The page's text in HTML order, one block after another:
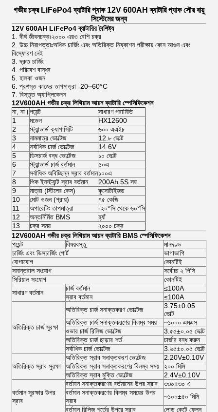
গভীর চক্র LiFePo4 ব্যাটারি প্যাক 12V 600AH ব্যাটারি প্যাক সৌর বায়ু
সিস্টেমের জন্য
12V 600AH LiFePo4 ব্যাটারির বৈশিষ্ট্য
1. দীর্ঘ জীবনচক্রঃ২০০০ এরও বেশি চক্র
2. উচ্চ নিরাপত্তাঃঅধিক চার্জিং এবং অতিরিক্ত নিষ্কাশন পরীক্ষায় কোন আগুন এবং
বিস্ফোরণ নেই
3. দ্রুত চার্জিং
4. পরিবেশ বান্ধব
5. হালকা ওজন
6. প্রশস্ত কাজের তাপমাত্রা -20~60°C
7. বিস্তৃত অ্যাপ্লিকেশন
12V600AH গভীর চক্র লিথিয়াম আয়ন ব্যাটারি স্পেসিফিকেশন
না, না।পয়েন্ট
সাধারণ পরামিতি
1
মডেল
HX12600
2
স্ট্যান্ডার্ড ক্যাপাসিটি
৬০০ এএইচ
3
নামমাত্র ভোল্টেজ
12.৮ ভোল্ট
4
সর্বাধিক চার্জ ভোল্টেজ
14.6V
5
ডিসচার্জ বন্ধ ভোল্টেজ
১০ ভোল্ট
6
স্ট্যান্ডার্ড চার্জ বর্তমান
৫০এ
7
সর্বাধিক অবিচ্ছিন্ন স্রাব বর্তমান১০০এ
8
পিক ইনস্ট্যান্ট স্রাব বর্তমান
200Ah 5S সহ
9
মাত্রা (স্টিলের কেস)
কুসোটাইজড
10
মোট ওজন (প্রায়)
৭৫ কেজি
11
অপারেটিং তাপমাত্রা
-২০°সি থেকে ৬০°সি
12
অন্তর্নির্মিত BMS
হ্যাঁ
13
চক্র সময়
২০০০ চক্র
12V600AH গভীর চক্র লিথিয়াম আয়ন ব্যাটারি BMS স্পেসিফিকেশন
পয়েন্ট
বিষয়বস্তু
মানদণ্ড
চার্জিং এবং ডিসচার্জিং পোর্ট
ভাগাভাগি
যোগাযোগ
কোনটিই
সমান্তরাল সংযোগ
সর্বোচ্চ ২ পিসি
সিরিয়াল সংযোগ
কোনটিই
সাধারণ বর্তমান
চার্জ বর্তমান
≤100A
স্রাব বর্তমান
≤100A
অতিরিক্ত চার্জ সুরক্ষা
অতিরিক্ত চার্জ সনাক্তকরণ ভোল্টেজ
3.75±0.05
ভোল্ট
অতিরিক্ত চার্জ সনাক্তকরণের বিলম্ব সময়
~১০০০ এমএস
ওভার চার্জ রিলিজ ভোল্টেজ
3.৫৫±০.০৫ ভোল্ট
অতিরিক্ত চার্জ ছাড়ার শর্ত
চার্জার বন্ধ করুন
সর্বাধিক চার্জ ভোল্টেজ
3.৬৫±০.০৫ ভোল্ট
অতিরিক্ত স্রাব সুরক্ষা
অতিরিক্ত স্রাব সনাক্তকরণ ভোল্টেজ
2.20V±0.10V
অতিরিক্ত স্রাব সনাক্তকরণের বিলম্ব সময়
২০০ মিমি
অতিরিক্ত স্রাব মুক্তি ভোল্টেজ
2.4V±0.10V
বর্তমান সুরক্ষার উপর
স্রাব
বর্তমান সনাক্তকরণের বর্তমানের উপর স্রাব
৩৩০±৩০ এ
বর্তমান সনাক্তকরণের বিলম্ব সময়ের উপর
স্রাব
~১০০±৫০ মিমি
বর্তমান রিলিজ শর্তের উপরে স্রাব
লোড কেটে ফেলুন